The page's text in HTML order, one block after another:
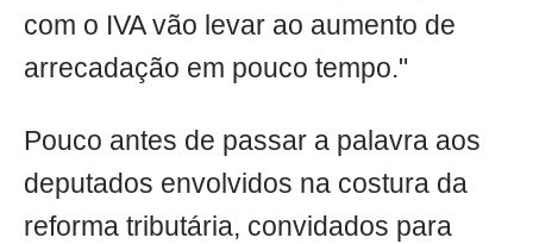
com o IVA vão levar ao aumento de
arrecadação em pouco tempo."
Pouco antes de passar a palavra aos
deputados envolvidos na costura da
reforma tributária, convidados para